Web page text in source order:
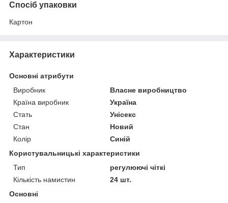
Спосіб упаковки
Картон
Характеристики
Основні атрибути
Виробник
Власне виробництво
Країна виробник
Україна
Стать
Унісекс
Стан
Новий
Колір
Синій
Користувальницькі характеристики
Тип
регулюючі чіткі
Кількість намистин
24 шт.
Основні